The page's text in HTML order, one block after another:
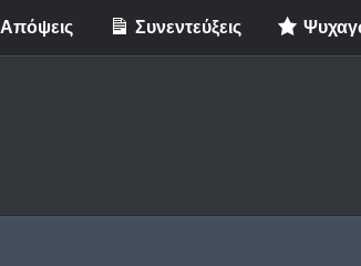
Απόψεις Συνεντεύξεις